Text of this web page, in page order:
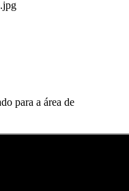
para a área de